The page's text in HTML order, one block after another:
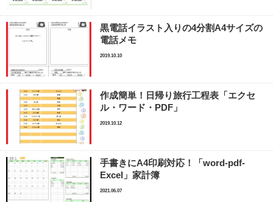
黒電話イラスト入りの4分割A4サイズの
電話メモ
2019.10.10
作成簡単！日帰り旅行工程表「エクセ
ル・ワード・PDF」
2019.10.12
手書きにA4印刷対応！「word-pdf-
Excel」家計簿
2021.06.07